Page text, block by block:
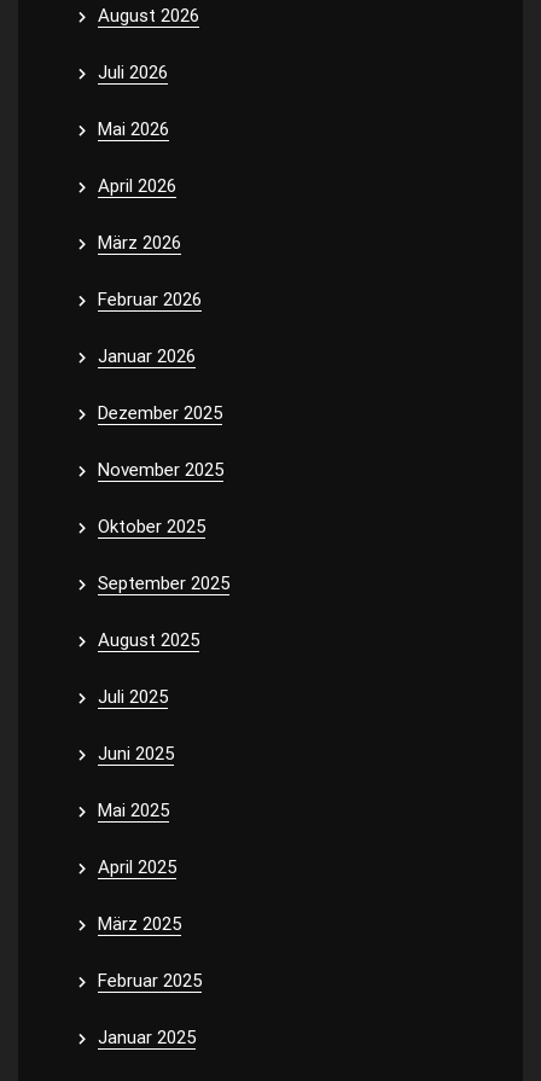
August 2026
Juli 2026
Mai 2026
April 2026
März 2026
Februar 2026
Januar 2026
Dezember 2025
November 2025
Oktober 2025
September 2025
August 2025
Juli 2025
Juni 2025
Mai 2025
April 2025
März 2025
Februar 2025
Januar 2025